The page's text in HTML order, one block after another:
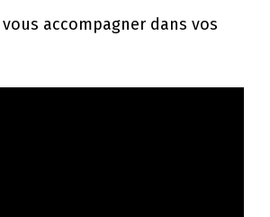
accompagner dans vos